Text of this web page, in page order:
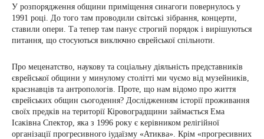
У розпорядження общини приміщення синагоги повернулось у
1991 році. До того там проводили світські зібрання, концерти,
ставили опери. Та тепер там панує строгий порядок і вирішуються
питання, що стосуються виключно єврейської спільноти.
Про меценатство, наукову та соціальну діяльність представників
єврейської общини у минулому столітті ми чуємо від музейників,
краєзнавців та антропологів. Проте, що нам відомо про життя
єврейських общин сьогодення? Дослідженням історії проживання
своїх предків на території Кіровоградщини займається Ема
Ісаківна Спектор, яка з 1996 року є керівником релігійної
організації прогресивного іудаїзму «Атиква». Крім «прогресивних